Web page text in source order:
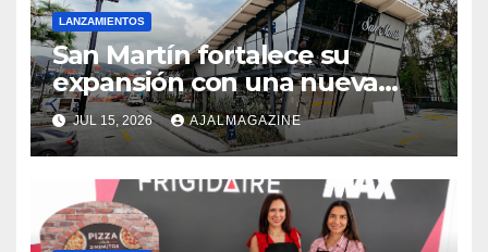
LANZAMIENTOS
San Martín fortalece su
expansión con una nueva
tienda sobre la calzada
Roosevelt
JUL 15, 2026 AJALMAGAZINE